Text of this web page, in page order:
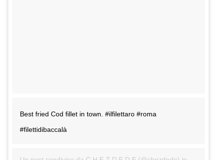
Best fried Cod fillet in town. #ilfilettaro #roma
#filettidibaccalà